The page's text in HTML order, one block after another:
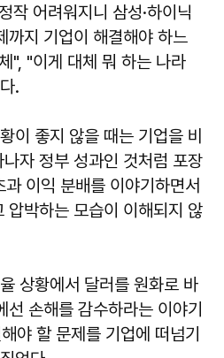
작 어려워지니 삼성·하이닉
까지 기업이 해결해야 하느
", "이게 대체 뭐 하는 나라
.
이 좋지 않을 때는 기업을 비
자 정부 성과인 것처럼 포장
이익 분배를 이야기하면서
압박하는 모습이 이해되지 않
상황에서 달러를 원화로 바
손해를 감수하라는 이야기
야 할 문제를 기업에 떠넘기